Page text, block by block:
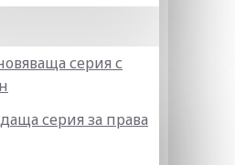
серия с
серия за права